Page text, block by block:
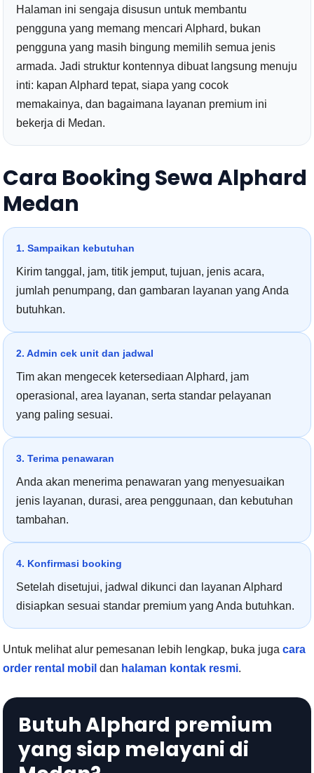
Halaman ini sengaja disusun untuk membantu
pengguna yang memang mencari Alphard, bukan
pengguna yang masih bingung memilih semua jenis
armada. Jadi struktur kontennya dibuat langsung menuju
inti: kapan Alphard tepat, siapa yang cocok
memakainya, dan bagaimana layanan premium ini
bekerja di Medan.
Cara Booking Sewa Alphard
Medan
1. Sampaikan kebutuhan
Kirim tanggal, jam, titik jemput, tujuan, jenis acara,
jumlah penumpang, dan gambaran layanan yang Anda
butuhkan.
2. Admin cek unit dan jadwal
Tim akan mengecek ketersediaan Alphard, jam
operasional, area layanan, serta standar pelayanan
yang paling sesuai.
3. Terima penawaran
Anda akan menerima penawaran yang menyesuaikan
jenis layanan, durasi, area penggunaan, dan kebutuhan
tambahan.
4. Konfirmasi booking
Setelah disetujui, jadwal dikunci dan layanan Alphard
disiapkan sesuai standar premium yang Anda butuhkan.
Untuk melihat alur pemesanan lebih lengkap, buka jugacara
order rental mobil dan halaman kontak resmi.
Butuh Alphard premium
yang siap melayani di